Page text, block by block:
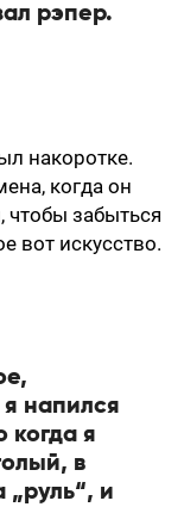
рэпер.
накоротке.
когда он
чтобы забыться
вот искусство.
напился
когда я
в
и